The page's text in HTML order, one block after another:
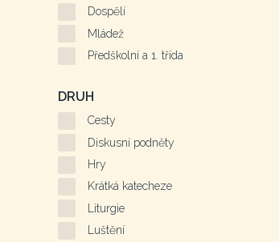
Dospělí
Mládež
Předškolní a 1. třída
DRUH
Cesty
Diskusní podněty
Hry
Krátká katecheze
Liturgie
Luštění